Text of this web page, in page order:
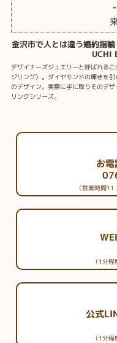
金沢市で人とは違う婚約指
UCHI
デザイナーズジュエリーと呼ばれる
ジリング〉。ダイヤモンドの輝きを
のデザイン。実際に手に取りそのデ
リングシリーズ。
お
（営業時間
（1分
公式
（1分